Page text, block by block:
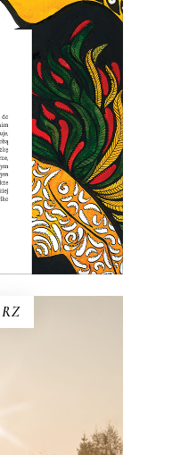
jest? Czy
prawa fizyki?
są jego granice? I
A jeżeli nie, to
życie?
zł
kulturze